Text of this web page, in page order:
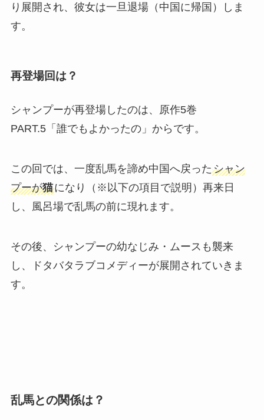
り展開され、彼女は一旦退場（中国に帰国）しま
す。
再登場回は？
シャンプーが再登場したのは、原作5巻
PART.5「誰でもよかったの」からです。
この回では、一度乱馬を諦め中国へ戻ったシャン
プーが猫になり（※以下の項目で説明）再来日
し、風呂場で乱馬の前に現れます。
その後、シャンプーの幼なじみ・ムースも襲来
し、ドタバタラブコメディーが展開されていきま
す。
乱馬との関係は？